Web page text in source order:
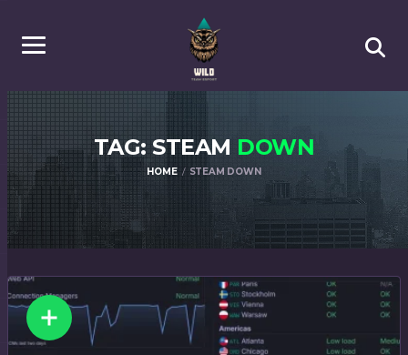
TAG: STEAM DOWN
HOME STEAM DOWN